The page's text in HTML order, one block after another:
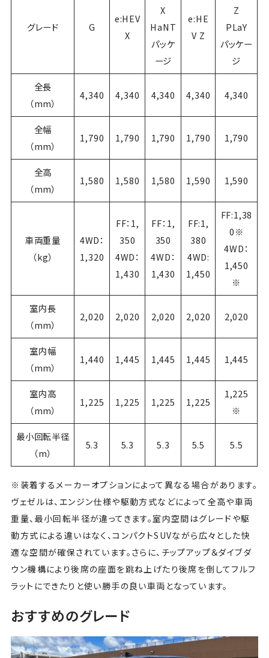
グレード G
e:HEV
X
X
HaNT
パッケ
ージ
e:HE
V Z
Z
PLaY
パッケー
ジ
全長
（mm）
4,340 4,340 4,340 4,340 4,340
全幅
（mm）
1,790 1,790 1,790 1,790 1,790
全高
（mm）
1,580 1,580 1,580 1,590 1,590
車両重量
（kg）
4WD：
1,320
FF：1,
350
4WD：
1,430
FF：1,
350
4WD：
1,430
FF:1,
380
4WD:
1,450
FF:1,38
0※
4WD：
1,450
※
室内長
（mm）
2,020 2,020 2,020 2,020 2,020
室内幅
（mm）
1,440 1,445 1,445 1,445 1,445
室内高
（mm）
1,225 1,225 1,225 1,225
1,225
※
最小回転半径
（m）
5.3 5.3 5.3 5.5 5.5
※装着するメーカーオプションによって異なる場合があります。
ヴェゼルは、エンジン仕様や駆動方式などによって全高や車両
重量、最小回転半径が違ってきます。室内空間はグレードや駆
動方式による違いはなく、コンパクトSUVながら広々とした快
適な空間が確保されています。さらに、チップアップ＆ダイブダ
ウン機構により後席の座面を跳ね上げたり後席を倒してフルフ
ラットにできたりと使い勝手の良い車両となっています。
おすすめのグレード